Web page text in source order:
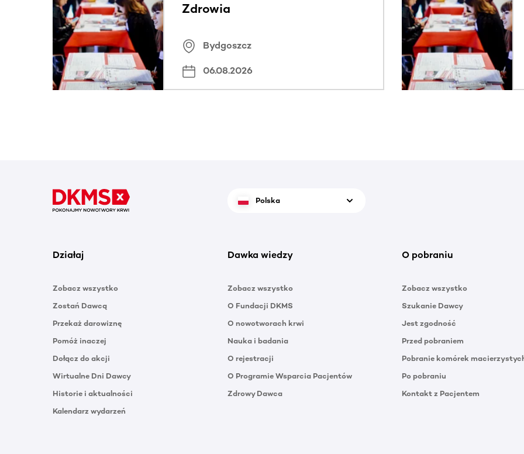
Zdrowia
Bydgoszcz
06.08.2026
Polska
Działaj
Zobacz wszystko
Zostań Dawcą
Przekaż darowiznę
Pomóż inaczej
Dołącz do akcji
Wirtualne Dni Dawcy
Historie i aktualności
Kalendarz wydarzeń
Dawka wiedzy
Zobacz wszystko
O Fundacji DKMS
O nowotworach krwi
Nauka i badania
O rejestracji
O Programie Wsparcia Pacjentów
Zdrowy Dawca
O pobraniu
Zobacz wszystko
Szukanie Dawcy
Jest zgodność
Przed pobraniem
Pobranie komórek
Po pobraniu
Kontakt z Pacjentem